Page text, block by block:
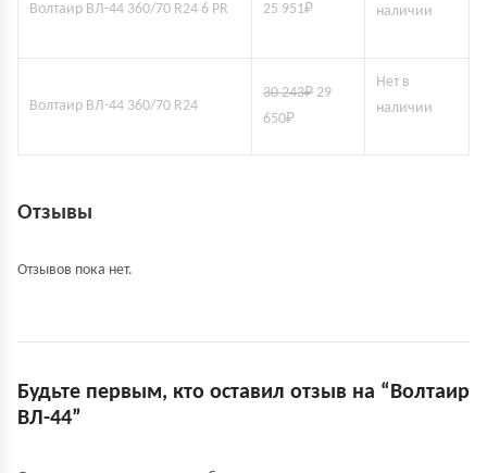
Волтаир ВЛ-44 360/70 R24 6 PR 25 951₽
наличии
Волтаир ВЛ-44 360/70 R24
30 243₽ 29
650₽
Нет в
наличии
Отзывы
Отзывов пока нет.
Будьте первым, кто оставил отзыв на “Волтаир
ВЛ-44”